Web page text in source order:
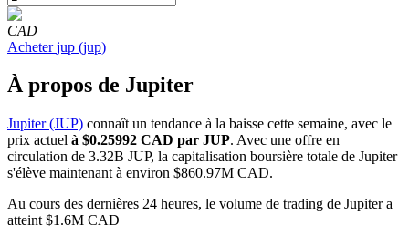
Futures COIN-M
Contrats à terme sur crypto-monnaie
CAD
Acheter jup (jup)
À propos de Jupiter
Jupiter (JUP) connaît un tendance à la baisse cette semaine, avec le
prix actuel à $0.25992 CAD par JUP. Avec une offre en
circulation de 3.32B JUP, la capitalisation boursière totale de Jupiter
s'élève maintenant à environ $860.97M CAD.
Au cours des dernières 24 heures, le volume de trading de Jupiter a
atteint $1.6M CAD